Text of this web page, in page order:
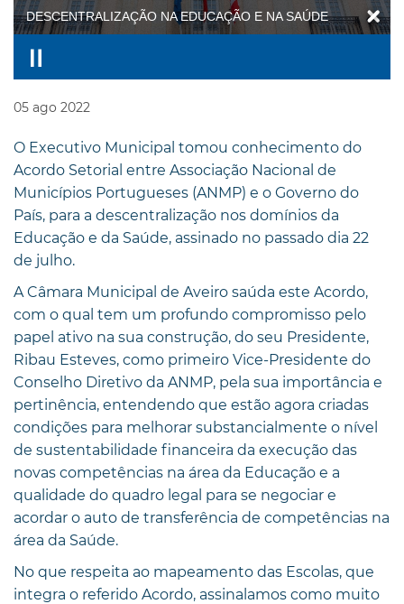
DESCENTRALIZAÇÃO NA EDUCAÇÃO E NA SAÚDE
05 ago 2022
O Executivo Municipal tomou conhecimento do
Acordo Setorial entre Associação Nacional de
Municípios Portugueses (ANMP) e o Governo do
País, para a descentralização nos domínios da
Educação e da Saúde, assinado no passado dia 22
de julho.
A Câmara Municipal de Aveiro saúda este Acordo,
com o qual tem um profundo compromisso pelo
papel ativo na sua construção, do seu Presidente,
Ribau Esteves, como primeiro Vice-Presidente do
Conselho Diretivo da ANMP, pela sua importância e
pertinência, entendendo que estão agora criadas
condições para melhorar substancialmente o nível
de sustentabilidade financeira da execução das
novas competências na área da Educação e a
qualidade do quadro legal para se negociar e
acordar o auto de transferência de competências na
área da Saúde.
No que respeita ao mapeamento das Escolas, que
integra o referido Acordo, assinalamos como muito